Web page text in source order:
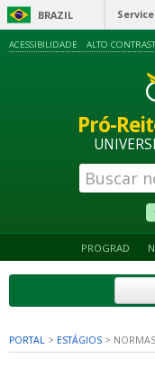
BRAZIL
ACESSIBILIDADE ALTO
Pró-
PROGRAD
PORTAL > ESTÁGIOS > NORMAS